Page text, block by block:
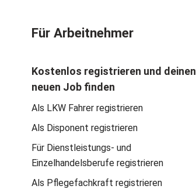
Für Arbeitnehmer
Kostenlos registrieren und deinen
neuen Job finden
Als LKW Fahrer registrieren
Als Disponent registrieren
Für Dienstleistungs- und
Einzelhandelsberufe registrieren
Als Pflegefachkraft registrieren